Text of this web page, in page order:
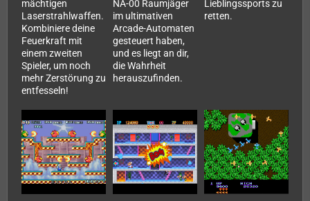
mächtigen
Laserstrahlwaffen.
Kombiniere deine
Feuerkraft mit
einem zweiten
Spieler, um noch
mehr Zerstörung zu
entfesseln!
NA-00 Raumjäger
im ultimativen
Arcade-Automaten
gesteuert haben,
und es liegt an dir,
die Wahrheit
herauszufinden.
Lieblingssports zu
retten.